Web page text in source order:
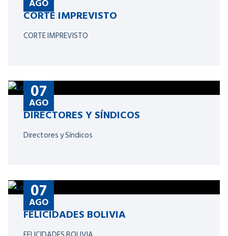
AGO
CORTE IMPREVISTO
CORTE IMPREVISTO
07
AGO
DIRECTORES Y SÍNDICOS
Directores y Síndicos
07
AGO
FELICIDADES BOLIVIA